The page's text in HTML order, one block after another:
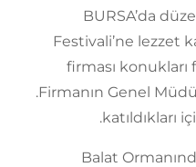
BURSA’da
Festivali’ne lezzet
firması
.Firmanın Genel
katıldıkları
Balat